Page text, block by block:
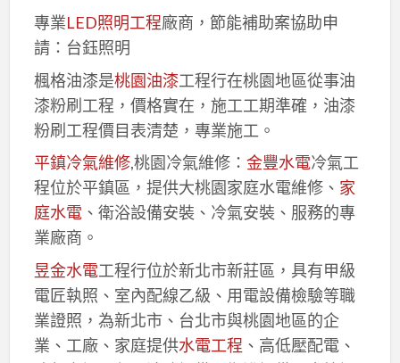
專業LED照明工程廠商，節能補助案協助申
請：台鈺照明
楓格油漆是桃園油漆工程行在桃園地區從事油
漆粉刷工程，價格實在，施工工期準確，油漆
粉刷工程價目表清楚，專業施工。
平鎮冷氣維修,桃園冷氣維修： 金豐水電冷氣工
程位於平鎮區，提供大桃園家庭水電維修、 家
庭水電、衛浴設備安裝、冷氣安裝、服務的專
業廠商。
昱金水電工程行位於新北市新莊區，具有甲級
電匠執照、室內配線乙級、用電設備檢驗等職
業證照，為新北市、台北市與桃園地區的企
業、工廠、家庭提供水電工程 、高低壓配電、